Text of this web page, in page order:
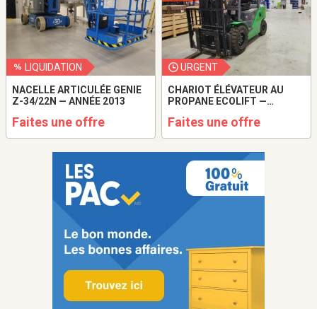
LIQUIDATION
NACELLE ARTICULÉE GENIE
Z-34/22N — ANNÉE 2013
Faites une offre
URGENT
CHARIOT ÉLÉVATEUR AU
PROPANE ECOLIFT —
Faites une offre